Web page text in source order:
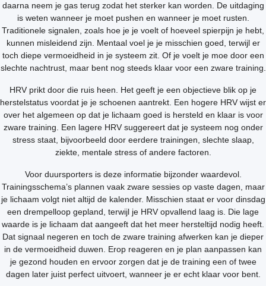
daarna neem je gas terug zodat het sterker kan worden. De uitdaging
is weten wanneer je moet pushen en wanneer je moet rusten.
Traditionele signalen, zoals hoe je je voelt of hoeveel spierpijn je hebt,
kunnen misleidend zijn. Mentaal voel je je misschien goed, terwijl er
toch diepe vermoeidheid in je systeem zit. Of je voelt je moe door een
slechte nachtrust, maar bent nog steeds klaar voor een zware training.
HRV prikt door die ruis heen. Het geeft je een objectieve blik op je
herstelstatus voordat je je schoenen aantrekt. Een hogere HRV wijst er
over het algemeen op dat je lichaam goed is hersteld en klaar is voor
zware training. Een lagere HRV suggereert dat je systeem nog onder
stress staat, bijvoorbeeld door eerdere trainingen, slechte slaap,
ziekte, mentale stress of andere factoren.
Voor duursporters is deze informatie bijzonder waardevol.
Trainingsschema’s plannen vaak zware sessies op vaste dagen, maar
je lichaam volgt niet altijd de kalender. Misschien staat er voor dinsdag
een drempelloop gepland, terwijl je HRV opvallend laag is. Die lage
waarde is je lichaam dat aangeeft dat het meer hersteltijd nodig heeft.
Dat signaal negeren en toch de zware training afwerken kan je dieper
in de vermoeidheid duwen. Erop reageren en je plan aanpassen kan
je gezond houden en ervoor zorgen dat je de training een of twee
dagen later juist perfect uitvoert, wanneer je er echt klaar voor bent.